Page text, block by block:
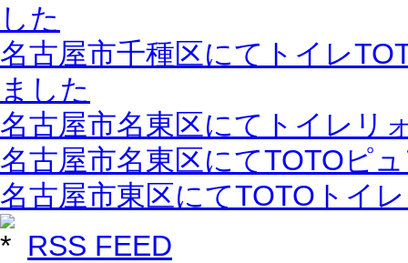
した
名古屋市千種区にてトイレ
ました
名古屋市名東区にてトイレリ
名古屋市名東区にてTOTOピ
名古屋市東区にてTOTOトイ
RSS FEED